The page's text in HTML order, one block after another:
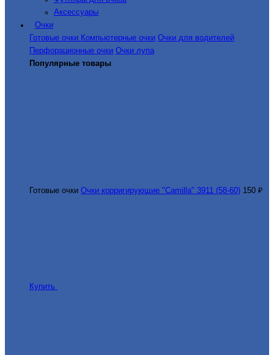
Аксессуары
Очки
Готовые очки Компьютерные очки Очки для водителей
Перфорационные очки Очки лупа
Популярные товары
Готовые очки Очки корригирующие "Camilla" 3911 (58-60) 150 ₽
Купить